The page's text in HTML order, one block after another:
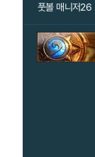
풋볼 매니저26